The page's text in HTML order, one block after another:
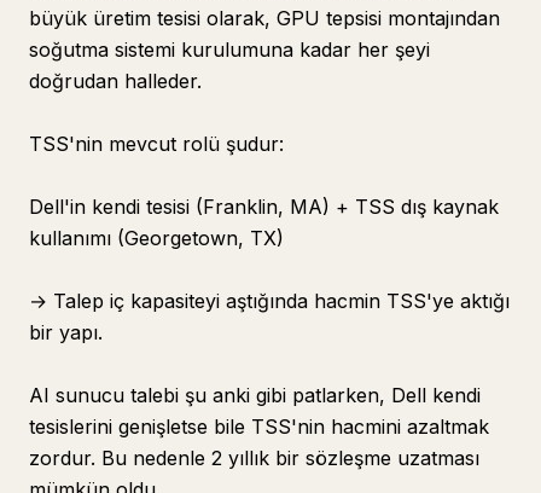
büyük üretim tesisi olarak, GPU tepsisi montajından
soğutma sistemi kurulumuna kadar her şeyi
doğrudan halleder.
TSS'nin mevcut rolü şudur:
Dell'in kendi tesisi (Franklin, MA) + TSS dış kaynak
kullanımı (Georgetown, TX)
→ Talep iç kapasiteyi aştığında hacmin TSS'ye aktığı
bir yapı.
AI sunucu talebi şu anki gibi patlarken, Dell kendi
tesislerini genişletse bile TSS'nin hacmini azaltmak
zordur. Bu nedenle 2 yıllık bir sözleşme uzatması